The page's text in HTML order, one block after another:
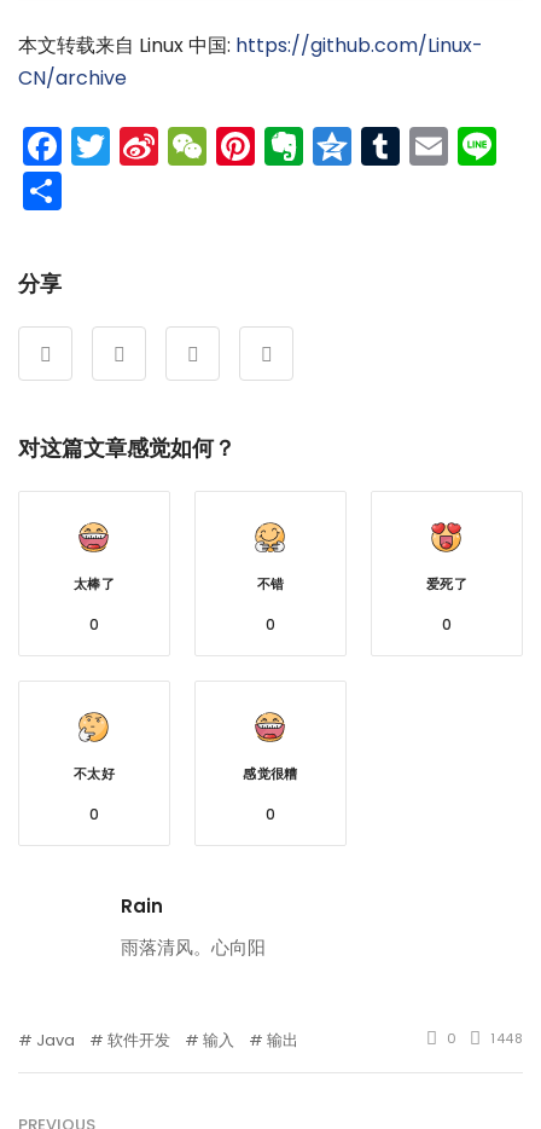
本文转载来自 Linux 中国: https://github.com/Linux-
CN/archive
Facebook
Twitter
Sina
Weibo
WeChat
Pinterest
Evernote
Qzone
Tumblr
分享
对这篇文章感觉如何？
太棒了
0
不错
0
爱死了
0
不太好
0
感觉很糟
0
Rain
雨落清风。心向阳
Java 软件开发 输入 输出 0 1448